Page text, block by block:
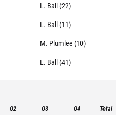
L. Ball (22)
L. Ball (11)
M. Plumlee (10)
L. Ball (41)
Q2 Q3 Q4 Total